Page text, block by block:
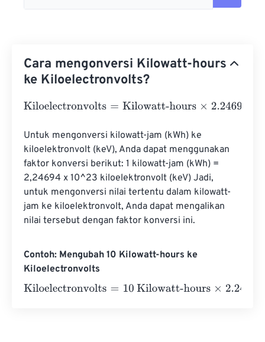
Cara mengonversi Kilowatt-hours
ke Kiloelectronvolts?
Kiloelectronvolts=Kilowatt-hours×2.24694 e22
Untuk mengonversi kilowatt-jam (kWh) ke
kiloelektronvolt (keV), Anda dapat menggunakan
faktor konversi berikut: 1 kilowatt-jam (kWh) =
2,24694 x 10^23 kiloelektronvolt (keV) Jadi,
untuk mengonversi nilai tertentu dalam kilowatt-
jam ke kiloelektronvolt, Anda dapat mengalikan
nilai tersebut dengan faktor konversi ini.
Contoh: Mengubah 10 Kilowatt-hours ke
Kiloelectronvolts
Kiloelectronvolts=10 Kilowatt-hours×2.24694e 22=